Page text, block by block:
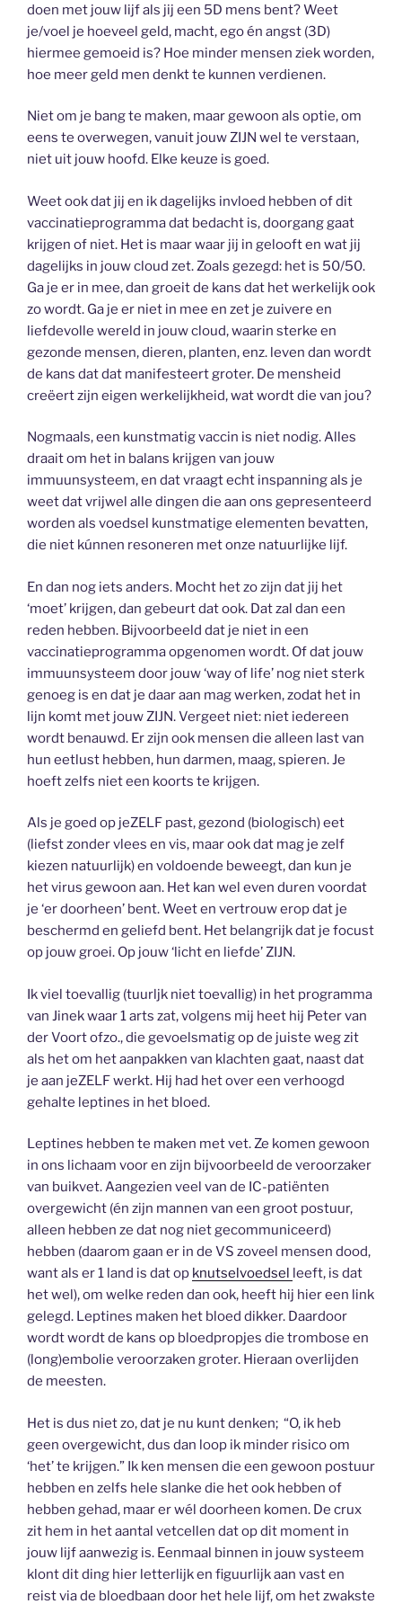
doen met jouw lijf als jij een 5D mens bent? Weet
je/voel je hoeveel geld, macht, ego én angst (3D)
hiermee gemoeid is? Hoe minder mensen ziek worden,
hoe meer geld men denkt te kunnen verdienen.
Niet om je bang te maken, maar gewoon als optie, om
eens te overwegen, vanuit jouw ZIJN wel te verstaan,
niet uit jouw hoofd. Elke keuze is goed.
Weet ook dat jij en ik dagelijks invloed hebben of dit
vaccinatieprogramma dat bedacht is, doorgang gaat
krijgen of niet. Het is maar waar jij in gelooft en wat jij
dagelijks in jouw cloud zet. Zoals gezegd: het is 50/50.
Ga je er in mee, dan groeit de kans dat het werkelijk ook
zo wordt. Ga je er niet in mee en zet je zuivere en
liefdevolle wereld in jouw cloud, waarin sterke en
gezonde mensen, dieren, planten, enz. leven dan wordt
de kans dat dat manifesteert groter. De mensheid
creëert zijn eigen werkelijkheid, wat wordt die van jou?
Nogmaals, een kunstmatig vaccin is niet nodig. Alles
draait om het in balans krijgen van jouw
immuunsysteem, en dat vraagt echt inspanning als je
weet dat vrijwel alle dingen die aan ons gepresenteerd
worden als voedsel kunstmatige elementen bevatten,
die niet kúnnen resoneren met onze natuurlijke lijf.
En dan nog iets anders. Mocht het zo zijn dat jij het
‘moet’ krijgen, dan gebeurt dat ook. Dat zal dan een
reden hebben. Bijvoorbeeld dat je niet in een
vaccinatieprogramma opgenomen wordt. Of dat jouw
immuunsysteem door jouw ‘way of life’ nog niet sterk
genoeg is en dat je daar aan mag werken, zodat het in
lijn komt met jouw ZIJN. Vergeet niet: niet iedereen
wordt benauwd. Er zijn ook mensen die alleen last van
hun eetlust hebben, hun darmen, maag, spieren. Je
hoeft zelfs niet een koorts te krijgen.
Als je goed op jeZELF past, gezond (biologisch) eet
(liefst zonder vlees en vis, maar ook dat mag je zelf
kiezen natuurlijk) en voldoende beweegt, dan kun je
het virus gewoon aan. Het kan wel even duren voordat
je ‘er doorheen’ bent. Weet en vertrouw erop dat je
beschermd en geliefd bent. Het belangrijk dat je focust
op jouw groei. Op jouw ‘licht en liefde’ ZIJN.
Ik viel toevallig (tuurljk niet toevallig) in het programma
van Jinek waar 1 arts zat, volgens mij heet hij Peter van
der Voort ofzo., die gevoelsmatig op de juiste weg zit
als het om het aanpakken van klachten gaat, naast dat
je aan jeZELF werkt. Hij had het over een verhoogd
gehalte leptines in het bloed.
Leptines hebben te maken met vet. Ze komen gewoon
in ons lichaam voor en zijn bijvoorbeeld de veroorzaker
van buikvet. Aangezien veel van de IC-patiënten
overgewicht (én zijn mannen van een groot postuur,
alleen hebben ze dat nog niet gecommuniceerd)
hebben (daarom gaan er in de VS zoveel mensen dood,
want als er 1 land is dat op knutselvoedsel leeft, is dat
het wel), om welke reden dan ook, heeft hij hier een link
gelegd. Leptines maken het bloed dikker. Daardoor
wordt wordt de kans op bloedpropjes die trombose en
(long)embolie veroorzaken groter. Hieraan overlijden
de meesten.
Het is dus niet zo, dat je nu kunt denken; “O, ik heb
geen overgewicht, dus dan loop ik minder risico om
‘het’ te krijgen.” Ik ken mensen die een gewoon postuur
hebben en zelfs hele slanke die het ook hebben of
hebben gehad, maar er wél doorheen komen. De crux
zit hem in het aantal vetcellen dat op dit moment in
jouw lijf aanwezig is. Eenmaal binnen in jouw systeem
klont dit ding hier letterlijk en figuurlijk aan vast en
reist via de bloedbaan door het hele lijf, om het zwakste